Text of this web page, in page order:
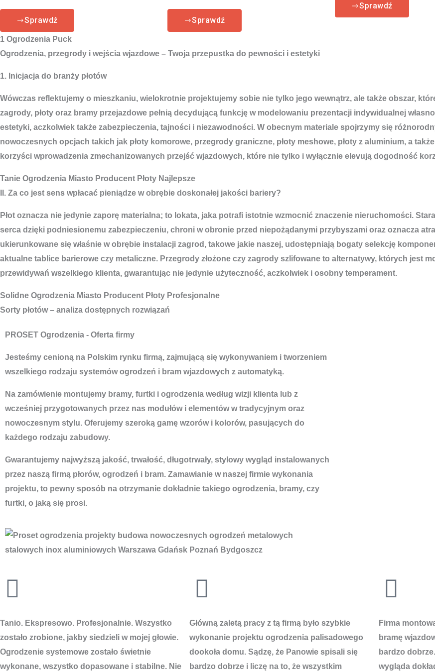
Sprawdź Sprawdź
Sprawdź
1 Ogrodzenia Puck
Ogrodzenia, przegrody i wejścia wjazdowe – Twoja przepustka do pewności i estetyki
1. Inicjacja do branży płotów
Wówczas reflektujemy o mieszkaniu, wielokrotnie projektujemy sobie nie tylko jego wewnątrz, ale także obszar,
zagrody, płoty oraz bramy przejazdowe pełnią decydującą funkcję w modelowaniu prezentacji indywidualnej
estetyki, aczkolwiek także zabezpieczenia, tajności i niezawodności. W obecnym materiale spojrzymy się
nowoczesnych opcjach takich jak płoty komorowe, przegrody graniczne, płoty meshowe, płoty z aluminium, a
korzyści wprowadzenia zmechanizowanych przejść wjazdowych, które nie tylko i wyłącznie elevują dogodność
Tanie Ogrodzenia Miasto Producent Płoty Najlepsze
II. Za co jest sens wpłacać pieniądze w obrębie doskonałej jakości bariery?
Płot oznacza nie jedynie zaporę materialna; to lokata, jaka potrafi istotnie wzmocnić znaczenie nieruchomości.
serca dzięki podniesionemu zabezpieczeniu, chroni w obronie przed niepożądanymi przybyszami oraz oznacza
ukierunkowane się właśnie w obrębie instalacji zagrod, takowe jakie naszej, udostępniają bogaty selekcję
aktualne tablice barierowe czy metaliczne. Przegrody złożone czy zagrody szlifowane to alternatywy, których jest
przewidywań wszelkiego klienta, gwarantując nie jedynie użyteczność, aczkolwiek i osobny temperament.
Solidne Ogrodzenia Miasto Producent Płoty Profesjonalne
Sorty płotów – analiza dostępnych rozwiązań
PROSET Ogrodzenia - Oferta firmy
Jesteśmy cenioną na Polskim rynku firmą, zajmującą się wykonywaniem i tworzeniem
wszelkiego rodzaju systemów ogrodzeń i bram wjazdowych z automatyką.
Na zamówienie montujemy bramy, furtki i ogrodzenia według wizji klienta lub z
wcześniej przygotowanych przez nas modułów i elementów w tradycyjnym oraz
nowoczesnym stylu. Oferujemy szeroką gamę wzorów i kolorów, pasujących do
każdego rodzaju zabudowy.
Gwarantujemy najwyższą jakość, trwałość, długotrwały, stylowy wygląd instalowanych
przez naszą firmą płorów, ogrodzeń i bram. Zamawianie w naszej firmie wykonania
projektu, to pewny sposób na otrzymanie dokładnie takiego ogrodzenia, bramy, czy
furtki, o jaką się prosi.
Tanio. Ekspresowo. Profesjonalnie. Wszystko
zostało zrobione, jakby siedzieli w mojej głowie.
Ogrodzenie systemowe zostało świetnie
wykonane, wszystko dopasowane i stabilne. Nie
Główną zaletą pracy z tą firmą było szybkie
wykonanie projektu ogrodzenia palisadowego
dookoła domu. Sądzę, że Panowie spisali się
bardzo dobrze i liczę na to, że wszystkim
Firma
bramę
bardzo
wygląda